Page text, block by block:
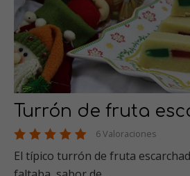
Turrón de fruta
6 Valoraciones
El típico turrón de fruta